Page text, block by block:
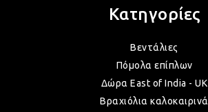
Κατηγορίες
Βεντάλιες
Πόμολα επίπλων
Δώρα East of India - UK
Βραχιόλια καλοκαιρινά